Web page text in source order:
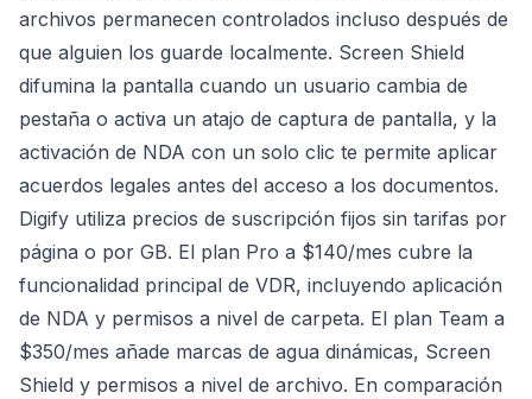
archivos permanecen controlados incluso después de
que alguien los guarde localmente. Screen Shield
difumina la pantalla cuando un usuario cambia de
pestaña o activa un atajo de captura de pantalla, y la
activación de NDA con un solo clic te permite aplicar
acuerdos legales antes del acceso a los documentos.
Digify utiliza precios de suscripción fijos sin tarifas por
página o por GB. El plan Pro a $140/mes cubre la
funcionalidad principal de VDR, incluyendo aplicación
de NDA y permisos a nivel de carpeta. El plan Team a
$350/mes añade marcas de agua dinámicas, Screen
Shield y permisos a nivel de archivo. En comparación